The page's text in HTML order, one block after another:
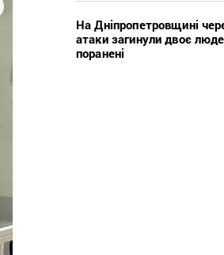
На Дніпропетровщині
атаки загинули двоє
поранені